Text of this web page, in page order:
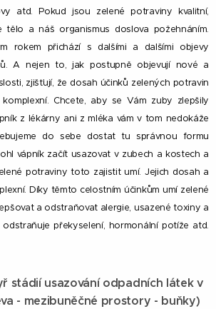
atd. Pokud jsou zelené potraviny kvalitní,
a náš organismus doslova požehnáním.
rokem přichází s dalšími a dalšími objevy
A nejen to, jak postupně objevují nové a
zjišťují, že dosah účinků zelených potravin
Chcete, aby se Vám zuby zlepšily
z lékárny ani z mléka vám v tom nedokáže
do sebe dostat tu správnou formu
vápník začít usazovat v zubech a kostech a
potraviny toto zajistit umí. Jejich dosah a
Díky těmto celostním účinkům umí zelené
a odstraňovat alergie, usazené toxiny a
odstraňuje překyselení, hormonální potíže atd.
stádií usazování odpadních látek v
- mezibuněčné prostory - buňky)